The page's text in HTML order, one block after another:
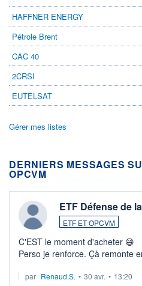
HAFFNER ENERGY
Pétrole Brent
CAC 40
2CRSI
EUTELSAT
Gérer mes listes
DERNIERS MESSAGES
OPCVM
ETF Défense de
ETF ET OPCVM
C'EST le moment d'acheter 😄​
Perso je renforce. Çà remonte
Investissement long terme tip
par Renaud.S. • 30 avr. • 13:20